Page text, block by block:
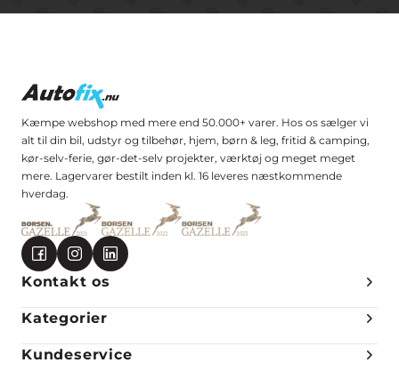
Kæmpe webshop med mere end 50.000+ varer. Hos os sælger vi
alt til din bil, udstyr og tilbehør, hjem, børn & leg, fritid & camping,
kør-selv-ferie, gør-det-selv projekter, værktøj og meget meget
mere. Lagervarer bestilt inden kl. 16 leveres næstkommende
hverdag.
Kontakt os
Kategorier
Kundeservice